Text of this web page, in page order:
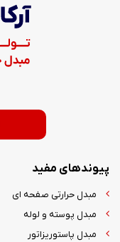
پیوندهای مفید
مبدل حرارتی صفحه ای
مبدل پوسته و لوله
مبدل پاستوریزاتور